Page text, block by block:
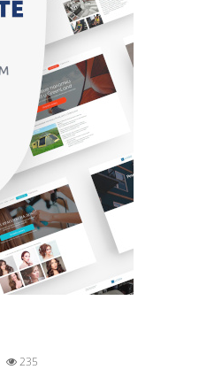
235